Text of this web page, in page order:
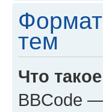
тем
Что
BBCode